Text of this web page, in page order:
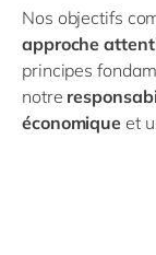
Nos objectifs
approche
principes
notre
économique et